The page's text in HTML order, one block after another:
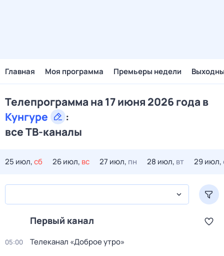
Главная Моя программа Премьеры недели
Телепрограмма на 17 июня 2026 года в
Кунгуре
:
все ТВ-каналы
25 июл,сб 26 июл, вс 27 июл, пн 28 июл, вт 29 июл,
Первый канал
05:00 Телеканал «Доброе утро»